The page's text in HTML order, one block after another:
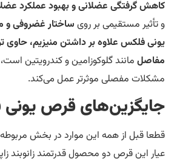
گرفتگی عضلانی و بهبود عملکرد عضلات
مستقیمی بر رویساختار غضروفی و
فلکس علاوه بر داشتن منیزیم، حاوی
مانند گلوکوزامین و کندرویتین است،
مفصلی موثرتر عمل می‌کند.
قرص یونی
قبل از همه این موارد در بخش مربوطه
این قرص دو محصول قدرتمند زانوبند